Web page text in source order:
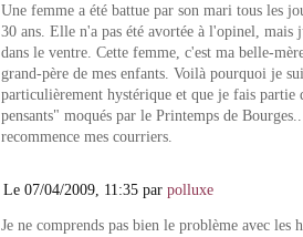
Une femme a été battue par son mari tous les
30 ans. Elle n'a pas été avortée à l'opinel, mais
dans le ventre. Cette femme, c'est ma belle-
grand-père de mes enfants. Voilà pourquoi je
particulièrement hystérique et que je fais partie
pensants" moqués par le Printemps de
recommence mes courriers.
Le 07/04/2009, 11:35 parpolluxe
Je ne comprends pas bien le problème avec les